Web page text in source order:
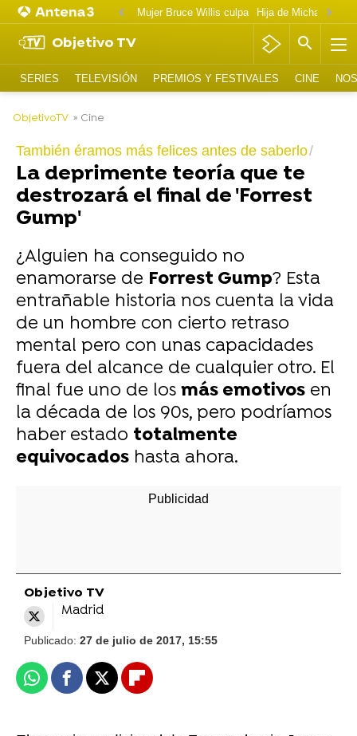
Mujer Bruce Willis culpa
Objetivo TV
SERIES TELEVISIÓN PREMIOS Y FESTIVALES CINE
ObjetivoTV » Cine
También éramos más felices antes de saberlo
La deprimente teoría que te
destrozará el final de 'Forrest
Gump'
¿Alguien ha conseguido no
enamorarse de Forrest Gump? Esta
entrañable historia nos cuenta la vida
de un hombre con cierto retraso
mental pero con unas capacidades
fuera del alcance de cualquier otro. El
final fue uno de los más emotivos en
la década de los 90s, pero podríamos
haber estado totalmente
equivocados hasta ahora.
Objetivo TV
Madrid
Publicado: 27 de julio de 2017, 15:55
WhatsappFacebook
X Flipboard